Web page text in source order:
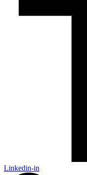
Linkedin-in